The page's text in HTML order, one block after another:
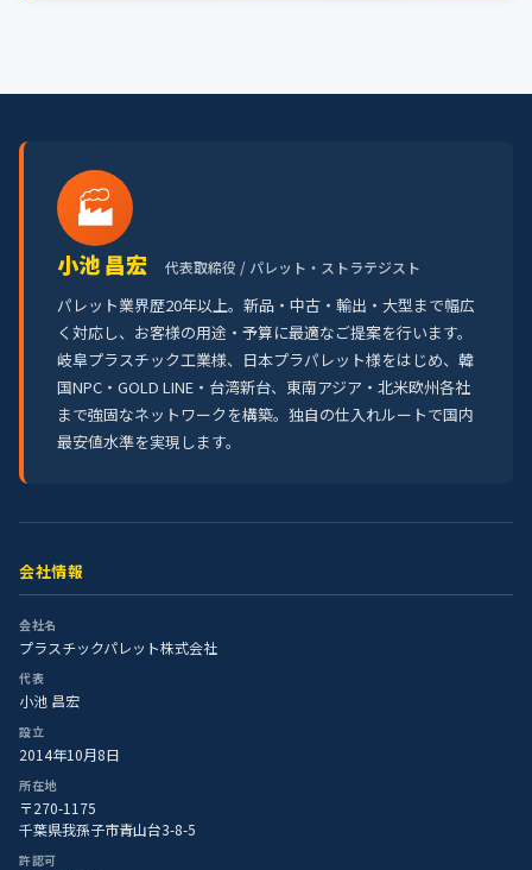
🏭
小池 昌宏 代表取締役 / パレット・ストラテジスト
パレット業界歴20年以上。新品・中古・輸出・大型まで幅広
く対応し、お客様の用途・予算に最適なご提案を行います。
岐阜プラスチック工業様、日本プラパレット様をはじめ、韓
国NPC・GOLD LINE・台湾新台、東南アジア・北米欧州各社
まで強固なネットワークを構築。独自の仕入れルートで国内
最安値水準を実現します。
会社情報
会社名
プラスチックパレット株式会社
代表
小池 昌宏
設立
2014年10月8日
所在地
〒270-1175
千葉県我孫子市青山台3-8-5
許認可